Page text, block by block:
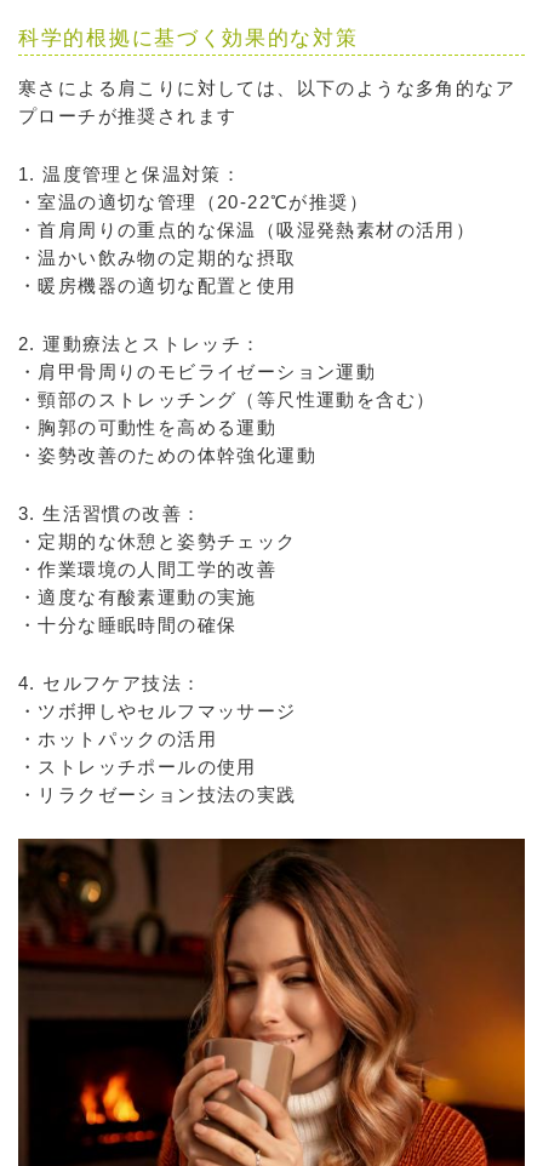
科学的根拠に基づく効果的な対策
寒さによる肩こりに対しては、以下のような多角的なア
プローチが推奨されます
1. 温度管理と保温対策：
・室温の適切な管理（20-22℃が推奨）
・首肩周りの重点的な保温（吸湿発熱素材の活用）
・温かい飲み物の定期的な摂取
・暖房機器の適切な配置と使用
2. 運動療法とストレッチ：
・肩甲骨周りのモビライゼーション運動
・頸部のストレッチング（等尺性運動を含む）
・胸郭の可動性を高める運動
・姿勢改善のための体幹強化運動
3. 生活習慣の改善：
・定期的な休憩と姿勢チェック
・作業環境の人間工学的改善
・適度な有酸素運動の実施
・十分な睡眠時間の確保
4. セルフケア技法：
・ツボ押しやセルフマッサージ
・ホットパックの活用
・ストレッチポールの使用
・リラクゼーション技法の実践